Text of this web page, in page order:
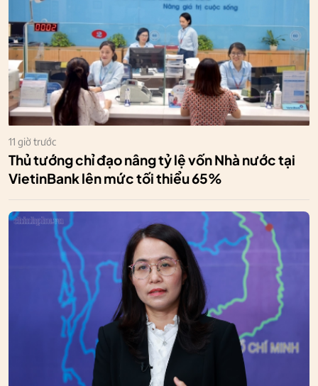
11 giờ trước
Thủ tướng chỉ đạo nâng tỷ lệ vốn Nhà nước tại
VietinBank lên mức tối thiểu 65%